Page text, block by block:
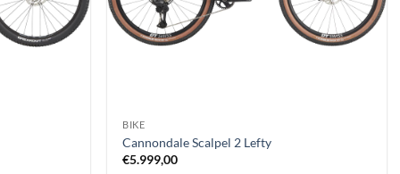
BIKE
Cannondale Scalpel 2 Lefty
€5.999,00